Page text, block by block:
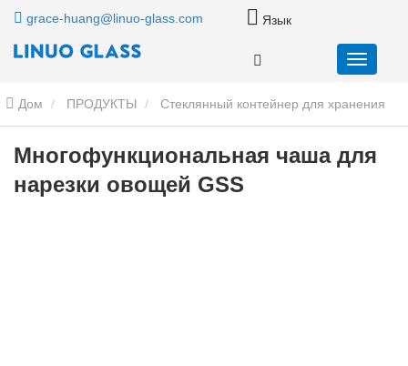
grace-huang@linuo-glass.com Язык
Дом ПРОДУКТЫ Стеклянный контейнер для хранения
продуктов питания
овощей GSS
Многофункциональная чаша для
нарезки овощей GSS